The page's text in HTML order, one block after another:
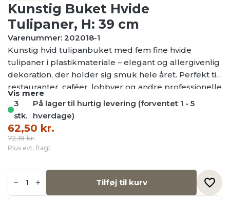
Kunstig Buket Hvide
Tulipaner, H: 39 cm
Varenummer: 202018-1
Kunstig hvid tulipanbuket med fem fine hvide
tulipaner i plastikmateriale – elegant og allergivenlig
dekoration, der holder sig smuk hele året. Perfekt til
restauranter, caféer, lobbyer og andre professionelle
miljøer.
Vis mere
3
stk.
På lager til hurtig levering (forventet 1 - 5
hverdage)
72,18kr.
Den
oprindelige
pris
72,18 kr..
62,50 kr.
Den
aktuelle
pris
62,50 kr..
Plus evt. fragt
Kunstig
Buket
Hvide
Tulipaner,
Tilføj til kurv